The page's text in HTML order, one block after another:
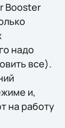
Booster
надо
все).
и,
на работу